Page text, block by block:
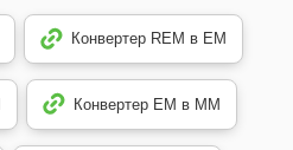
Конвертер REM в EM
Конвертер EM в MM